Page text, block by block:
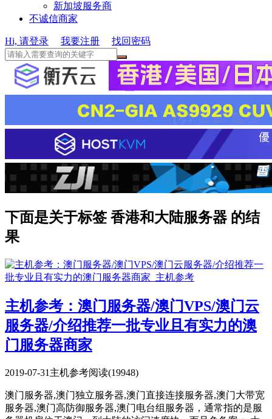
新加坡服务商
不诚信商家
Hi, 请登录 我要注册 找回密码
下面是关于标签 香港和大陆服务器 的结
果
主机参考：澳门服务器/澳门VPS/澳门云
服务器/介绍推荐一批专业且有实力的澳
门服务器商家
2019-07-31 主机参考阅读(19948)
澳门服务器,澳门独立服务器,澳门直接连接服务器,澳门大带宽
服务器,澳门高防御服务器,澳门电台组服务器，通常指的是服